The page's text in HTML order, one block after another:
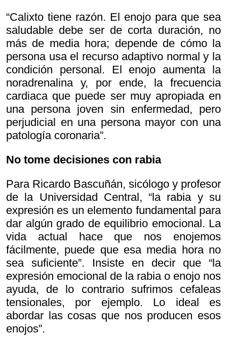
“Calixto tiene razón. El enojo para que sea
saludable debe ser de corta duración, no
más de media hora; depende de cómo la
persona usa el recurso adaptivo normal y la
condición personal. El enojo aumenta la
noradrenalina y, por ende, la frecuencia
cardiaca que puede ser muy apropiada en
una persona joven sin enfermedad, pero
perjudicial en una persona mayor con una
patología coronaria”.
No tome decisiones con rabia
Para Ricardo Bascuñán, sicólogo y profesor
de la Universidad Central, “la rabia y su
expresión es un elemento fundamental para
dar algún grado de equilibrio emocional. La
vida actual hace que nos enojemos
fácilmente, puede que esa media hora no
sea suficiente”. Insiste en decir que “la
expresión emocional de la rabia o enojo nos
ayuda, de lo contrario sufrimos cefaleas
tensionales, por ejemplo. Lo ideal es
abordar las cosas que nos producen esos
enojos”.